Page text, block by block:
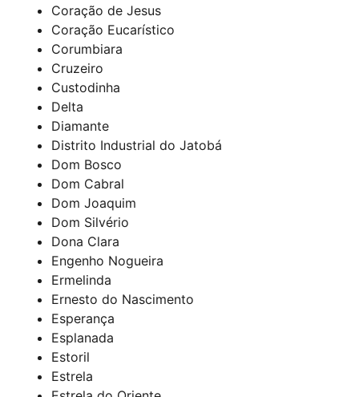
Coração de Jesus
Coração Eucarístico
Corumbiara
Cruzeiro
Custodinha
Delta
Diamante
Distrito Industrial do Jatobá
Dom Bosco
Dom Cabral
Dom Joaquim
Dom Silvério
Dona Clara
Engenho Nogueira
Ermelinda
Ernesto do Nascimento
Esperança
Esplanada
Estoril
Estrela